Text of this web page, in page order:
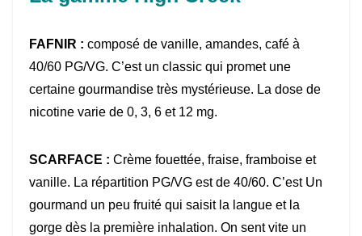
FAFNIR : composé de vanille, amandes, café à
40/60 PG/VG. C’est un classic qui promet une
certaine gourmandise très mystérieuse. La dose de
nicotine varie de 0, 3, 6 et 12 mg.
SCARFACE : Crème fouettée, fraise, framboise et
vanille. La répartition PG/VG est de 40/60. C’est Un
gourmand un peu fruité qui saisit la langue et la
gorge dès la première inhalation. On sent vite un